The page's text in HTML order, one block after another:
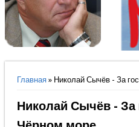
Вы здесь
Главная» Николай Сычёв - За
Николай Сычёв - За